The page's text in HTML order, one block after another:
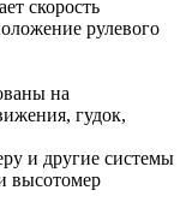
скорость
рулевого
на
гудок,
и другие системы
высотомер